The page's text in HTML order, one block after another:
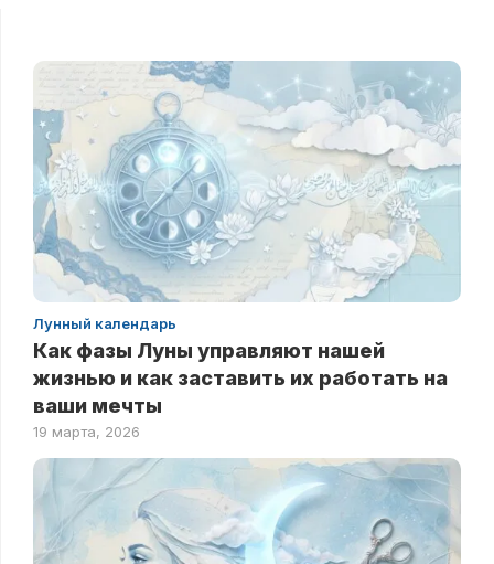
Лунный календарь
Как фазы Луны управляют нашей
жизнью и как заставить их работать на
ваши мечты
19 марта, 2026